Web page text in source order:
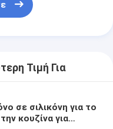
Τιμή Για
σε σιλικόνη για το
κουζίνα για